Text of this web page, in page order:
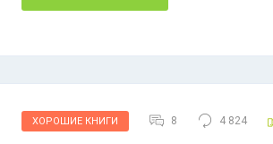
ХОРОШИЕ КНИГИ 8 4 824